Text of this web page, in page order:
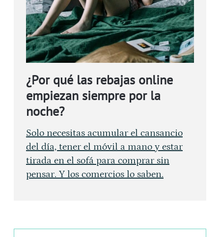
¿Por qué las rebajas online
empiezan siempre por la
noche?
Solo necesitas acumular el cansancio
del día, tener el móvil a mano y estar
tirada en el sofá para comprar sin
pensar. Y los comercios lo saben.